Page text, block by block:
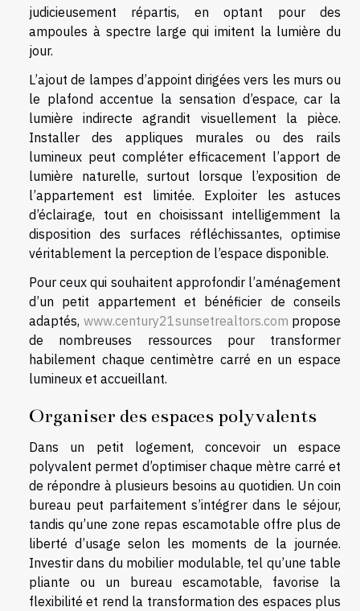
judicieusement répartis, en optant pour des
ampoules à spectre large qui imitent la lumière du
jour.
L’ajout de lampes d’appoint dirigées vers les murs ou
le plafond accentue la sensation d’espace, car la
lumière indirecte agrandit visuellement la pièce.
Installer des appliques murales ou des rails
lumineux peut compléter efficacement l’apport de
lumière naturelle, surtout lorsque l’exposition de
l’appartement est limitée. Exploiter les astuces
d’éclairage, tout en choisissant intelligemment la
disposition des surfaces réfléchissantes, optimise
véritablement la perception de l’espace disponible.
Pour ceux qui souhaitent approfondir l’aménagement
d’un petit appartement et bénéficier de conseils
adaptés, www.century21sunsetrealtors.com propose
de nombreuses ressources pour transformer
habilement chaque centimètre carré en un espace
lumineux et accueillant.
Organiser des espaces polyvalents
Dans un petit logement, concevoir un espace
polyvalent permet d’optimiser chaque mètre carré et
de répondre à plusieurs besoins au quotidien. Un coin
bureau peut parfaitement s’intégrer dans le séjour,
tandis qu’une zone repas escamotable offre plus de
liberté d’usage selon les moments de la journée.
Investir dans du mobilier modulable, tel qu’une table
pliante ou un bureau escamotable, favorise la
flexibilité et rend la transformation des espaces plus